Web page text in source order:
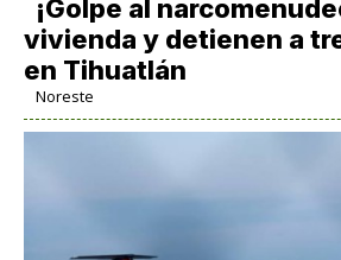
¡Golpe al
vivienda y detienen a
en Tihuatlán
Noreste